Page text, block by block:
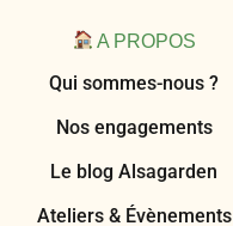
A PROPOS
Qui sommes-nous ?
Nos engagements
Le blog Alsagarden
Ateliers & Évènements